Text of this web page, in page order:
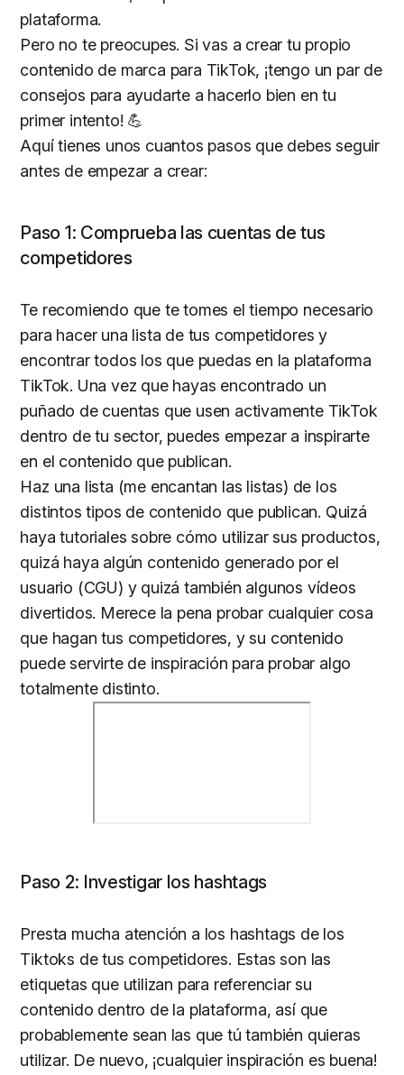
plataforma.
Pero no te preocupes. Si vas a crear tu propio
contenido de marca para TikTok, ¡tengo un par de
consejos para ayudarte a hacerlo bien en tu
primer intento! 💪
Aquí tienes unos cuantos pasos que debes seguir
antes de empezar a crear:
Paso 1: Comprueba las cuentas de tus
competidores
Te recomiendo que te tomes el tiempo necesario
para hacer una lista de tus competidores y
encontrar todos los que puedas en la plataforma
TikTok. Una vez que hayas encontrado un
puñado de cuentas que usen activamente TikTok
dentro de tu sector, puedes empezar a inspirarte
en el contenido que publican.
Haz una lista (me encantan las listas) de los
distintos tipos de contenido que publican. Quizá
haya tutoriales sobre cómo utilizar sus productos,
quizá haya algún contenido generado por el
usuario (CGU) y quizá también algunos vídeos
divertidos. Merece la pena probar cualquier cosa
que hagan tus competidores, y su contenido
puede servirte de inspiración para probar algo
totalmente distinto.
Paso 2: Investigar los hashtags
Presta mucha atención a los hashtags de los
Tiktoks de tus competidores. Estas son las
etiquetas que utilizan para referenciar su
contenido dentro de la plataforma, así que
probablemente sean las que tú también quieras
utilizar. De nuevo, ¡cualquier inspiración es buena!